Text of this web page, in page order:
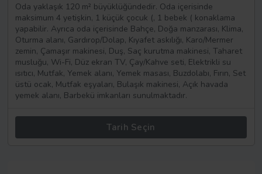
Oda yaklaşık 120 m² büyüklüğündedir. Oda içerisinde
maksimum 4 yetişkin, 1 küçük çocuk (, 1 bebek ( konaklama
yapabilir. Ayrıca oda içerisinde Bahçe, Doğa manzarası, Klima,
Oturma alanı, Gardırop/Dolap, Kıyafet askılığı, Karo/Mermer
zemin, Çamaşır makinesi, Duş, Saç kurutma makinesi, Taharet
musluğu, Wi-Fi, Düz ekran TV, Çay/Kahve seti, Elektrikli su
ısıtıcı, Mutfak, Yemek alanı, Yemek masası, Buzdolabı, Fırın, Set
üstü ocak, Mutfak eşyaları, Bulaşık makinesi, Açık havada
yemek alanı, Barbekü imkanları sunulmaktadır.
Tarih Seçin